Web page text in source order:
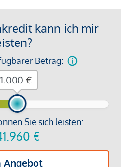
kann ich mir
Betrag:
Sie sich leisten:
€
Angebot
€